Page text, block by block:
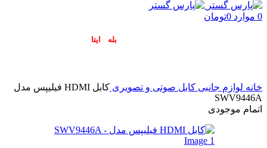
0 موارد 0تومان
بله ایتا
خانه لوازم جانبی کابل صوتی و تصویری
کابل HDMI فیلیپس مدل
SWV9446A
اتمام موجودی